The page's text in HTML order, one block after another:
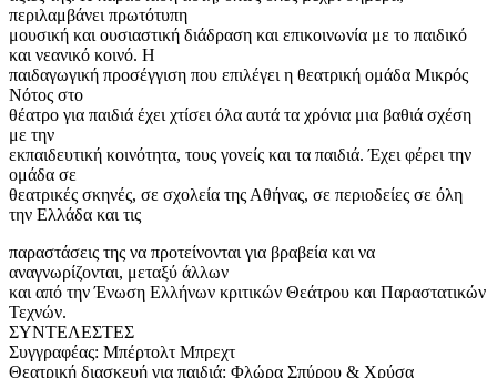
περιλαμβάνει πρωτότυπη
μουσική και ουσιαστική διάδραση και επικοινωνία με το παιδικό
και νεανικό κοινό. Η
παιδαγωγική προσέγγιση που επιλέγει η θεατρική ομάδα Μικρός
Νότος στο
θέατρο για παιδιά έχει χτίσει όλα αυτά τα χρόνια μια βαθιά σχέση
με την
εκπαιδευτική κοινότητα, τους γονείς και τα παιδιά. Έχει φέρει την
ομάδα σε
θεατρικές σκηνές, σε σχολεία της Αθήνας, σε περιοδείες σε όλη
την Ελλάδα και τις
παραστάσεις της να προτείνονται για βραβεία και να
αναγνωρίζονται, μεταξύ άλλων
και από την Ένωση Ελλήνων κριτικών Θεάτρου και Παραστατικών
Τεχνών.
ΣΥΝΤΕΛΕΣΤΕΣ
Συγγραφέας: Μπέρτολτ Μπρεχτ
Θεατρική διασκευή για παιδιά: Φλώρα Σπύρου & Χρύσα